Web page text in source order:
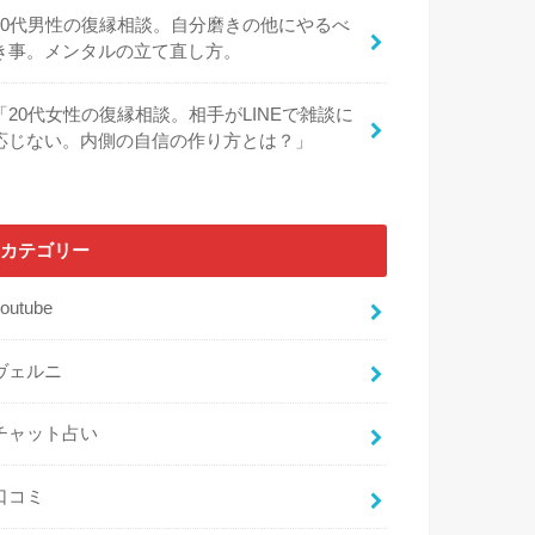
代男性の復縁相談。自分磨きの他にやるべ
事。メンタルの立て直し方。
20代女性の復縁相談。相手がLINEで雑談に
じない。内側の自信の作り方とは？」
カテゴリー
ェルニ
ャット占い
コミ